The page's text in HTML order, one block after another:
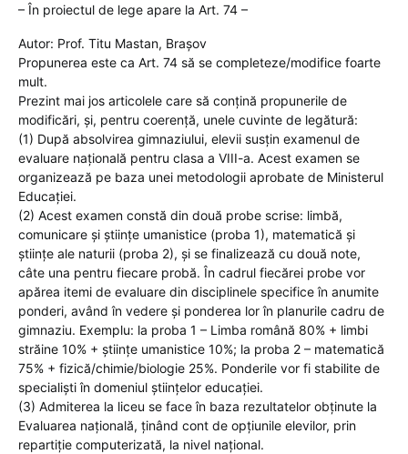
– În proiectul de lege apare la Art. 74 –
Autor: Prof. Titu Mastan, Brașov
Propunerea este ca Art. 74 să se completeze/modifice foarte
mult.
Prezint mai jos articolele care să conțină propunerile de
modificări, și, pentru coerență, unele cuvinte de legătură:
(1) După absolvirea gimnaziului, elevii susțin examenul de
evaluare națională pentru clasa a VIII-a. Acest examen se
organizează pe baza unei metodologii aprobate de Ministerul
Educației.
(2) Acest examen constă din două probe scrise: limbă,
comunicare și științe umanistice (proba 1), matematică şi
ştiinţe ale naturii (proba 2), și se finalizează cu două note,
câte una pentru fiecare probă. În cadrul fiecărei probe vor
apărea itemi de evaluare din disciplinele specifice în anumite
ponderi, având în vedere și ponderea lor în planurile cadru de
gimnaziu. Exemplu: la proba 1 – Limba română 80% + limbi
străine 10% + științe umanistice 10%; la proba 2 – matematică
75% + fizică/chimie/biologie 25%. Ponderile vor fi stabilite de
specialiști în domeniul științelor educației.
(3) Admiterea la liceu se face în baza rezultatelor obținute la
Evaluarea națională, ținând cont de opțiunile elevilor, prin
repartiție computerizată, la nivel național.